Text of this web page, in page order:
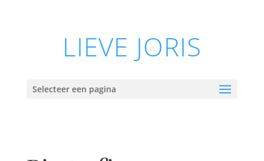
LIEVE JORIS
Selecteer een pagina